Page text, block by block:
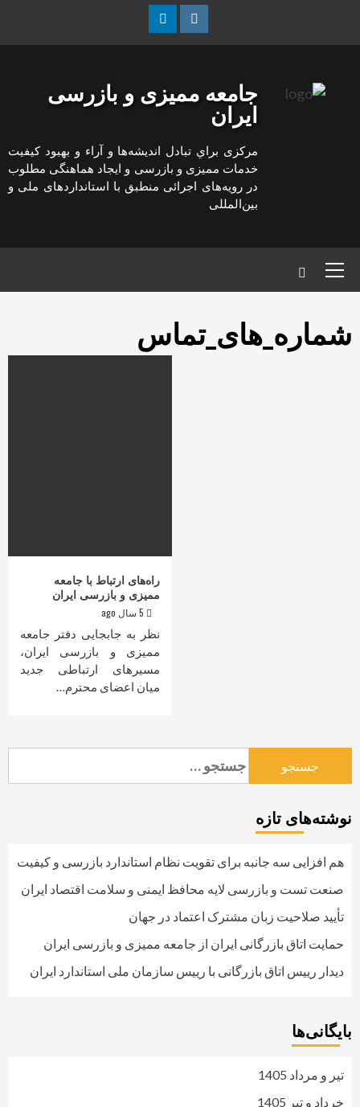
Instagram
Linkedin
جامعه ممیزی و بازرسی
ایران
مركزی براي تبادل انديشه‌ها و آراء و بهبود كيفيت
خدمات مميزی و بازرسی و ايجاد هماهنگی مطلوب
در رويه‌های اجرائی منطبق با استانداردهای ملی و
بين‌المللی
شماره_های_تماس
راه‌های ارتباط با جامعه
ممیزی و بازرسی ایران
نظر به جابجایی دفتر جامعه
ممیزی و بازرسی ایران،
مسیرهای ارتباطی جدید
میان اعضای محترم…
برای:
نوشته‌های تازه
هم افزایی سه جانبه برای تقویت نظام استاندارد بازرسی و کیفیت
صنعت تست و بازرسی لایه محافظ ایمنی و سلامت اقتصاد ایران
تأیید صلاحیت زبان مشترک اعتماد در جهان
حمایت اتاق بازرگانی ایران از جامعه ممیزی و بازرسی ایران
دیدار رییس اتاق بازرگانی با رییس سازمان ملی استاندارد ایران
بایگانی‌ها
تیر و مرداد 1405
خرداد و تیر 1405